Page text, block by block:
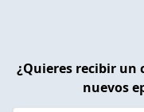
¿Quieres recibir un
nuevos